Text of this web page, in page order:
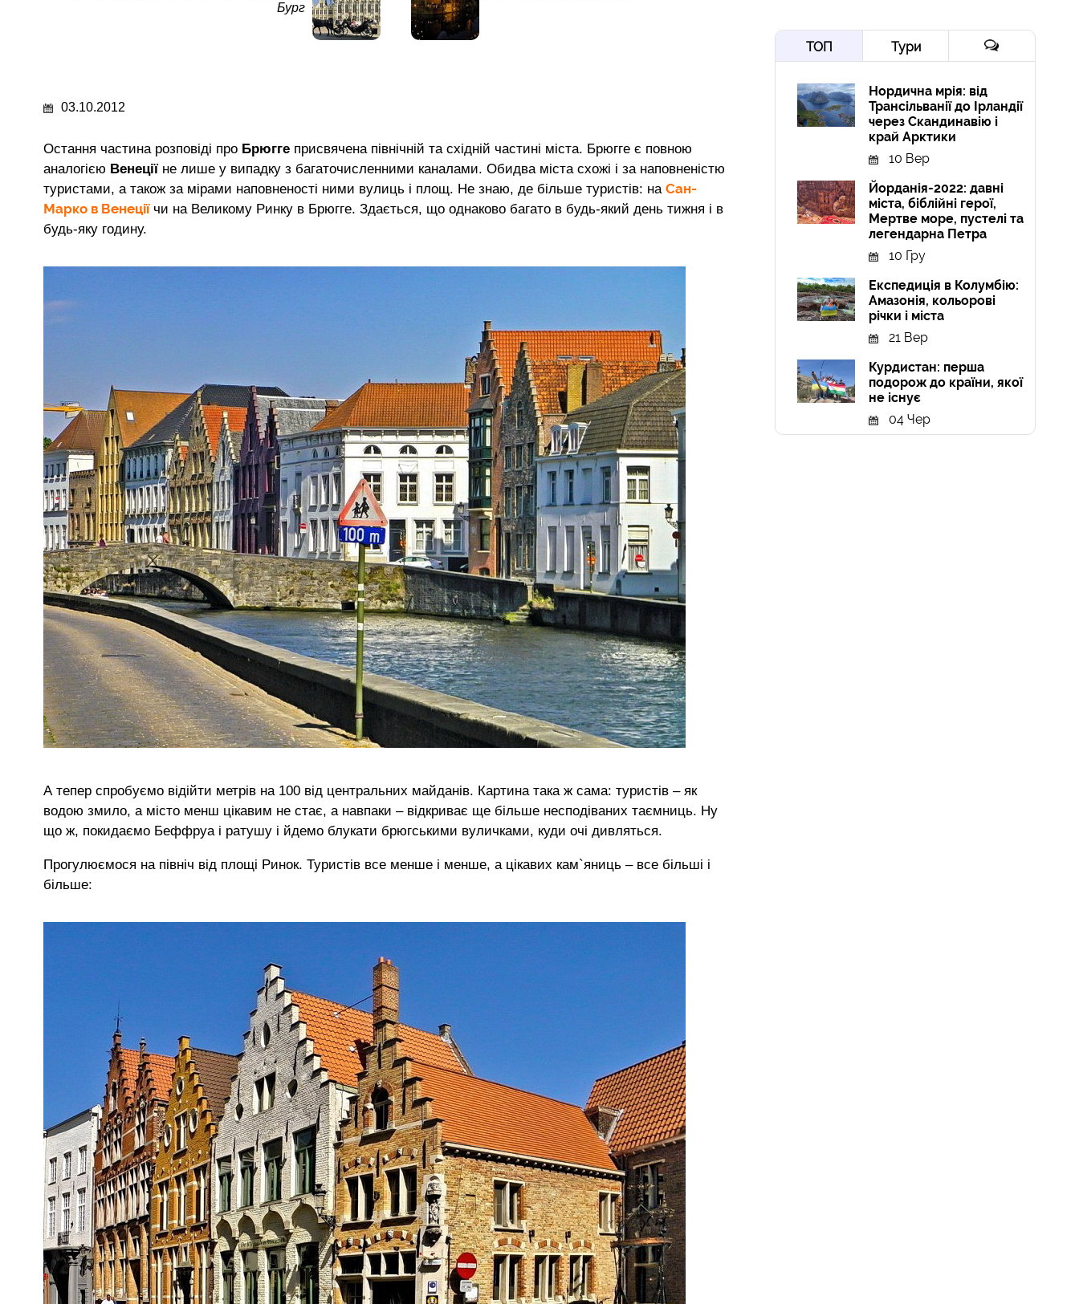
Бург
03.10.2012
Остання частина розповіді про Брюгге присвячена північній та східній частині міста. Брюгге є повною
аналогією Венеції не лише у випадку з багаточисленними каналами. Обидва міста схожі і за наповненістю
туристами, а також за мірами наповненості ними вулиць і площ. Не знаю, де більше туристів: на Сан-
Марко в Венеціїчи на Великому Ринку в Брюгге. Здається, що однаково багато в будь-який день тижня і в
будь-яку годину.
А тепер спробуємо відійти метрів на 100 від центральних майданів. Картина така ж сама: туристів – як
водою змило, а місто менш цікавим не стає, а навпаки – відкриває ще більше несподіваних таємниць. Ну
що ж, покидаємо Беффруа і ратушу і йдемо блукати брюгськими вуличками, куди очі дивляться.
Прогулюємося на північ від площі Ринок. Туристів все менше і менше, а цікавих кам`яниць – все більші і
більше:
ТОП Тури
Нордична мрія: від
Трансільванії до Ірландії
через Скандинавію і
край Арктики
10 Вер
Йорданія-2022: давні
міста, біблійні герої,
Мертве море, пустелі та
легендарна Петра
10 Гру
Експедиція в Колумбію:
Амазонія, кольорові
річки і міста
21 Вер
Курдистан: перша
подорож до країни, якої
не існує
04 Чер